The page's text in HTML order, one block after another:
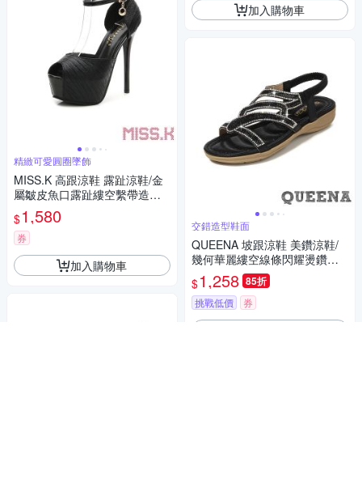
精緻可愛圓圈墜飾
MISS.K 高跟涼鞋 露趾涼鞋/金
屬皺皮魚口露趾縷空繫帶造型1
4CM性感高跟涼鞋 黑
$1,580
券
加入購物車
加入購物車
交錯造型鞋面
QUEENA 坡跟涼鞋 美鑽涼鞋/
幾何華麗縷空線條閃耀燙鑽坡
跟涼鞋 黑
$1,258 85折
挑戰低價 券